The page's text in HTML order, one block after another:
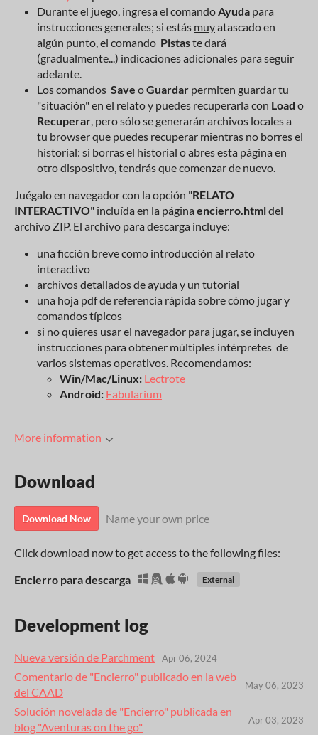
Durante el juego, ingresa el comandoAyuda para
instrucciones generales; si estás muyatascado en
algún punto, el comando Pistaste dará
(gradualmente...) indicaciones adicionales para seguir
adelante.
Los comandos Save oGuardar permiten guardar tu
"situación" en el relato y puedes recuperarla con Load o
Recuperar, pero sólo se generarán archivos locales a
tu browser que puedes recuperar mientras no borres el
historial: si borras el historial o abres esta página en
otro dispositivo, tendrás que comenzar de nuevo.
Juégalo en navegador con la opción "RELATO
INTERACTIVO" incluída en la página encierro.htmldel
archivo ZIP. El archivo para descarga incluye:
una ficción breve como introducción al relato
interactivo
archivos detallados de ayuda y un tutorial
una hoja pdf de referencia rápida sobre cómo jugar y
comandos típicos
si no quieres usar el navegador para jugar, se incluyen
instrucciones para obtener múltiples intérpretes de
varios sistemas operativos. Recomendamos:
Win/Mac/Linux: Lectrote
Android: Fabularium
More information
Download
Download Now Name your own price
Click download now to get access to the following files:
Encierro para descarga
External
Development log
Nueva versión de Parchment Apr 06, 2024
Comentario de "Encierro" publicado en la web
del CAAD
May 06, 2023
Solución novelada de "Encierro" publicada en
blog "Aventuras on the go"
Apr 03, 2023